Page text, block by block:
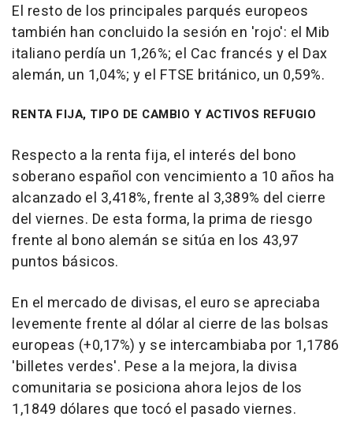
El resto de los principales parqués europeos
también han concluido la sesión en 'rojo': el Mib
italiano perdía un 1,26%; el Cac francés y el Dax
alemán, un 1,04%; y el FTSE británico, un 0,59%.
RENTA FIJA, TIPO DE CAMBIO Y ACTIVOS REFUGIO
Respecto a la renta fija, el interés del bono
soberano español con vencimiento a 10 años ha
alcanzado el 3,418%, frente al 3,389% del cierre
del viernes. De esta forma, la prima de riesgo
frente al bono alemán se sitúa en los 43,97
puntos básicos.
En el mercado de divisas, el euro se apreciaba
levemente frente al dólar al cierre de las bolsas
europeas (+0,17%) y se intercambiaba por 1,1786
'billetes verdes'. Pese a la mejora, la divisa
comunitaria se posiciona ahora lejos de los
1,1849 dólares que tocó el pasado viernes.